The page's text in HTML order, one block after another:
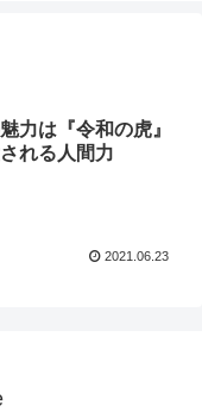
力は『令和の虎』
れる人間力
2021.06.23